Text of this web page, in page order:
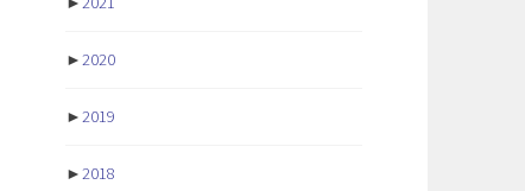
►2020
►2019
►2018